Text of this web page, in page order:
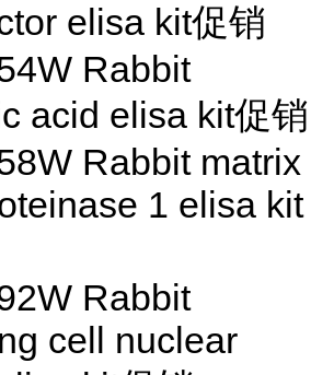
elisa kit促销
Rabbit
acid elisa kit促销
Rabbit matrix
1 elisa kit
Rabbit
cell nuclear